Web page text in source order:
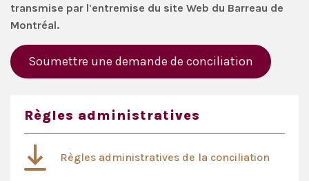
transmise par l‘entremise du site Web du Barreau de
Montréal.
Soumettre une demande de conciliation
Règles administratives
Règles administratives de la conciliation